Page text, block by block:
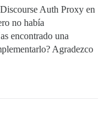
Auth Proxy en
no había
encontrado una
Agradezco